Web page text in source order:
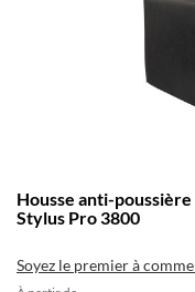
au
début
la
Housse anti-
Stylus Pro 3800
Soyez le premier à